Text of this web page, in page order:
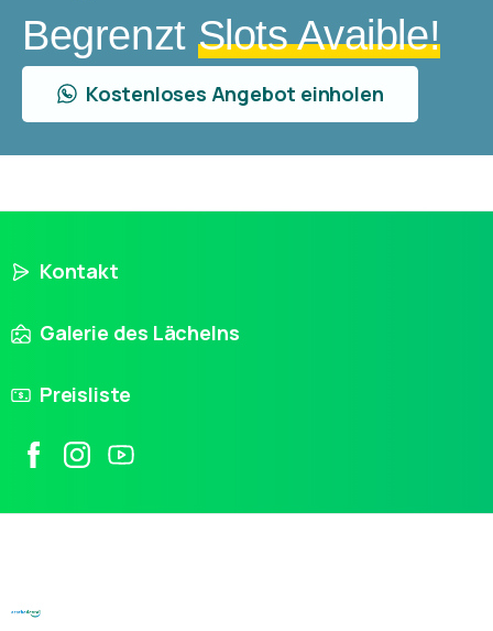
Begrenzt Slots Avaible!
Kostenloses Angebot einholen
Kontakt
Galerie des Lächelns
Preisliste